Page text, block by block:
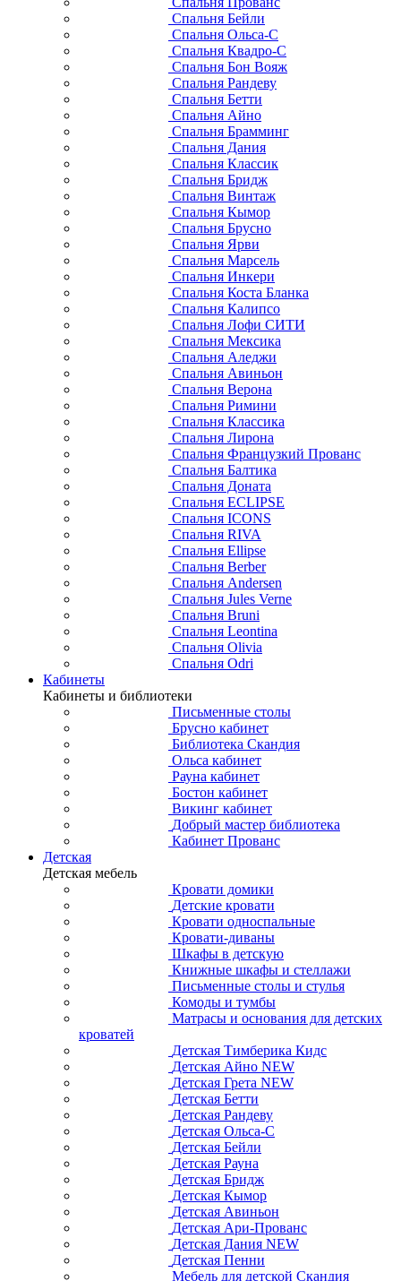
Спальня Бейли
Спальня Ольса-С
Спальня Квадро-С
Спальня Бон Вояж
Спальня Рандеву
Спальня Бетти
Спальня Айно
Спальня Брамминг
Спальня Дания
Спальня Классик
Спальня Бридж
Спальня Винтаж
Спальня Кымор
Спальня Брусно
Спальня Ярви
Спальня Марсель
Спальня Инкери
Спальня Коста Бланка
Спальня Калипсо
Спальня Лофи СИТИ
Спальня Мексика
Спальня Аледжи
Спальня Авиньон
Спальня Верона
Спальня Римини
Спальня Классика
Спальня Лирона
Спальня Французкий Прованс
Спальня Балтика
Спальня Доната
Спальня ECLIPSE
Спальня ICONS
Спальня RIVA
Спальня Ellipse
Спальня Berber
Спальня Andersen
Спальня Jules Verne
Спальня Bruni
Спальня Leontina
Спальня Olivia
Спальня Odri
Кабинеты
Кабинеты и библиотеки
Письменные столы
Брусно кабинет
Библиотека Скандия
Ольса кабинет
Рауна кабинет
Бостон кабинет
Викинг кабинет
Добрый мастер библиотека
Кабинет Прованс
Детская
Детская мебель
Кровати домики
Детские кровати
Кровати односпальные
Кровати-диваны
Шкафы в детскую
Книжные шкафы и стеллажи
Письменные столы и стулья
Комоды и тумбы
Матрасы и основания для детских
кроватей
Детская Тимберика Кидс
Детская Айно NEW
Детская Грета NEW
Детская Бетти
Детская Рандеву
Детская Ольса-С
Детская Бейли
Детская Рауна
Детская Бридж
Детская Кымор
Детская Авиньон
Детская Ари-Прованс
Детская Дания NEW
Детская Пенни
Мебель для детской Скандия